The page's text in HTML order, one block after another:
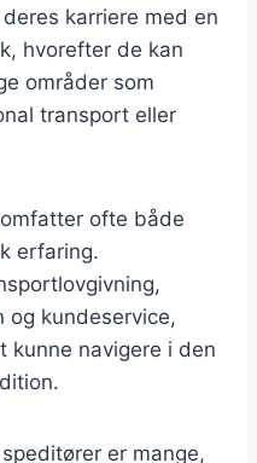
karriere med en
hvorefter de kan
områder som
transport eller
ofte både
erfaring.
og kundeservice,
kunne navigere i den
er mange,